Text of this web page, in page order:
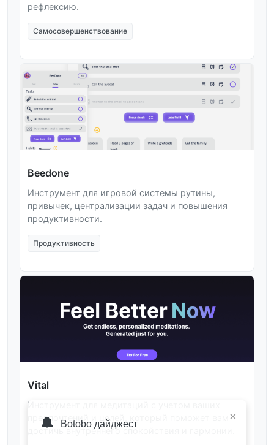
рефлексию.
Самосовершенствование
Beedone
Инструмент для игровой системы рутины,
привычек, централизации задач и повышения
продуктивности.
Продуктивность
Vital
Инструмент для медитаций с учетом ваших
предпочтений и целей, который поможет вам
достичь внутреннего спокойствия и гармонии.
×
🔔 Botobo дайджест